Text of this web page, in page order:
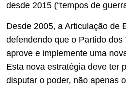
desde 2015 (“tempos de
Desde 2005, a Articulação de
defendendo que o Partido dos
aprove e implemente uma
Esta nova estratégia deve ter
disputar o poder, não apenas